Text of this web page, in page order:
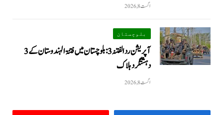
اگست 8, 2026
بلوچستان
آپریشن رد الفتنہ 3: بلوچستان میں فتنۃ الہندوستان کے 3
دہشتگرد ہلاک
اگست 8, 2026